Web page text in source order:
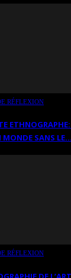
RÉFLEXION
MONDE SANS LE…
RÉFLEXION